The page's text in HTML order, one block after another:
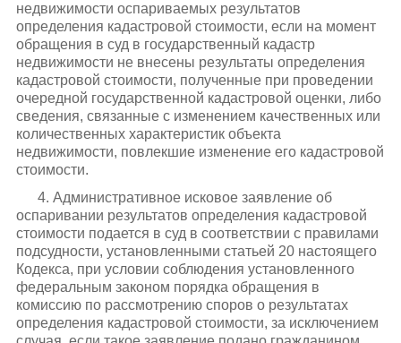
недвижимости оспариваемых результатов
определения кадастровой стоимости, если на момент
обращения в суд в государственный кадастр
недвижимости не внесены результаты определения
кадастровой стоимости, полученные при проведении
очередной государственной кадастровой оценки, либо
сведения, связанные с изменением качественных или
количественных характеристик объекта
недвижимости, повлекшие изменение его кадастровой
стоимости.
4. Административное исковое заявление об
оспаривании результатов определения кадастровой
стоимости подается в суд в соответствии с правилами
подсудности, установленными статьей 20 настоящего
Кодекса, при условии соблюдения установленного
федеральным законом порядка обращения в
комиссию по рассмотрению споров о результатах
определения кадастровой стоимости, за исключением